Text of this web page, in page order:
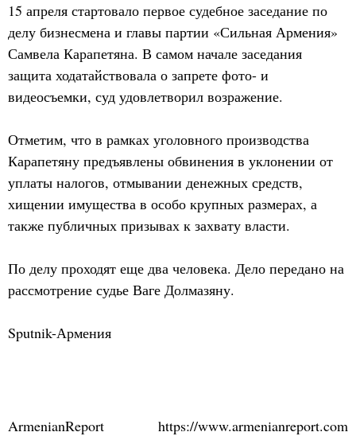
15 апреля стартовало первое судебное заседание по
делу бизнесмена и главы партии «Сильная Армения»
Самвела Карапетяна. В самом начале заседания
защита ходатайствовала о запрете фото- и
видеосъемки, суд удовлетворил возражение.
Отметим, что в рамках уголовного производства
Карапетяну предъявлены обвинения в уклонении от
уплаты налогов, отмывании денежных средств,
хищении имущества в особо крупных размерах, а
также публичных призывах к захвату власти.
По делу проходят еще два человека. Дело передано на
рассмотрение судье Ваге Долмазяну.
Sputnik-Армения
ArmenianReport https://www.armenianreport.com